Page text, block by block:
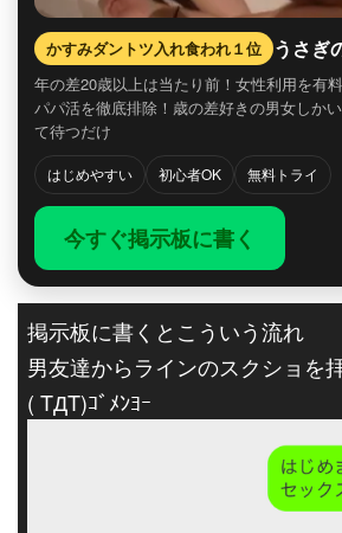
かすみダントツ入れ食われ１位 うさぎ
年の差20歳以上は当たり前！女性利用を有
パパ活を徹底排除！歳の差好きの男女しか
て待つだけ
はじめやすい 初心者OK 無料トライ
今すぐ掲示板に書く
掲示板に書くとこういう流れ
男友達からラインのスクショを
( TДT)ｺﾞﾒﾝﾖｰ